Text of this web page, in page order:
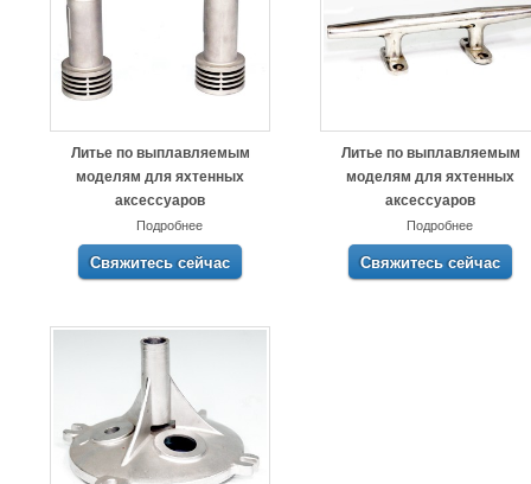
Литье по выплавляемым
моделям для яхтенных
аксессуаров
Подробнее
Свяжитесь сейчас
Литье по выплавляемым
моделям для яхтенных
аксессуаров
Подробнее
Свяжитесь сейчас